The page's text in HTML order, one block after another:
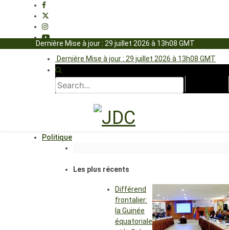
Dernière Mise à jour : 29 juillet 2026 à 13h08 GMT
Dernière Mise à jour : 29 juillet 2026 à 13h08 GMT
Politique
Les plus récents
Différend
frontalier:
la Guinée
équatoriale